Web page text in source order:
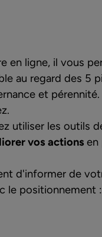
en ligne, il vous
au regard des 5
et pérennité.
utiliser les outils
vos actions en
d'informer de
le positionnement :